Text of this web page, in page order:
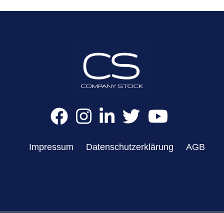
Impressum Datenschutzerklärung AGB